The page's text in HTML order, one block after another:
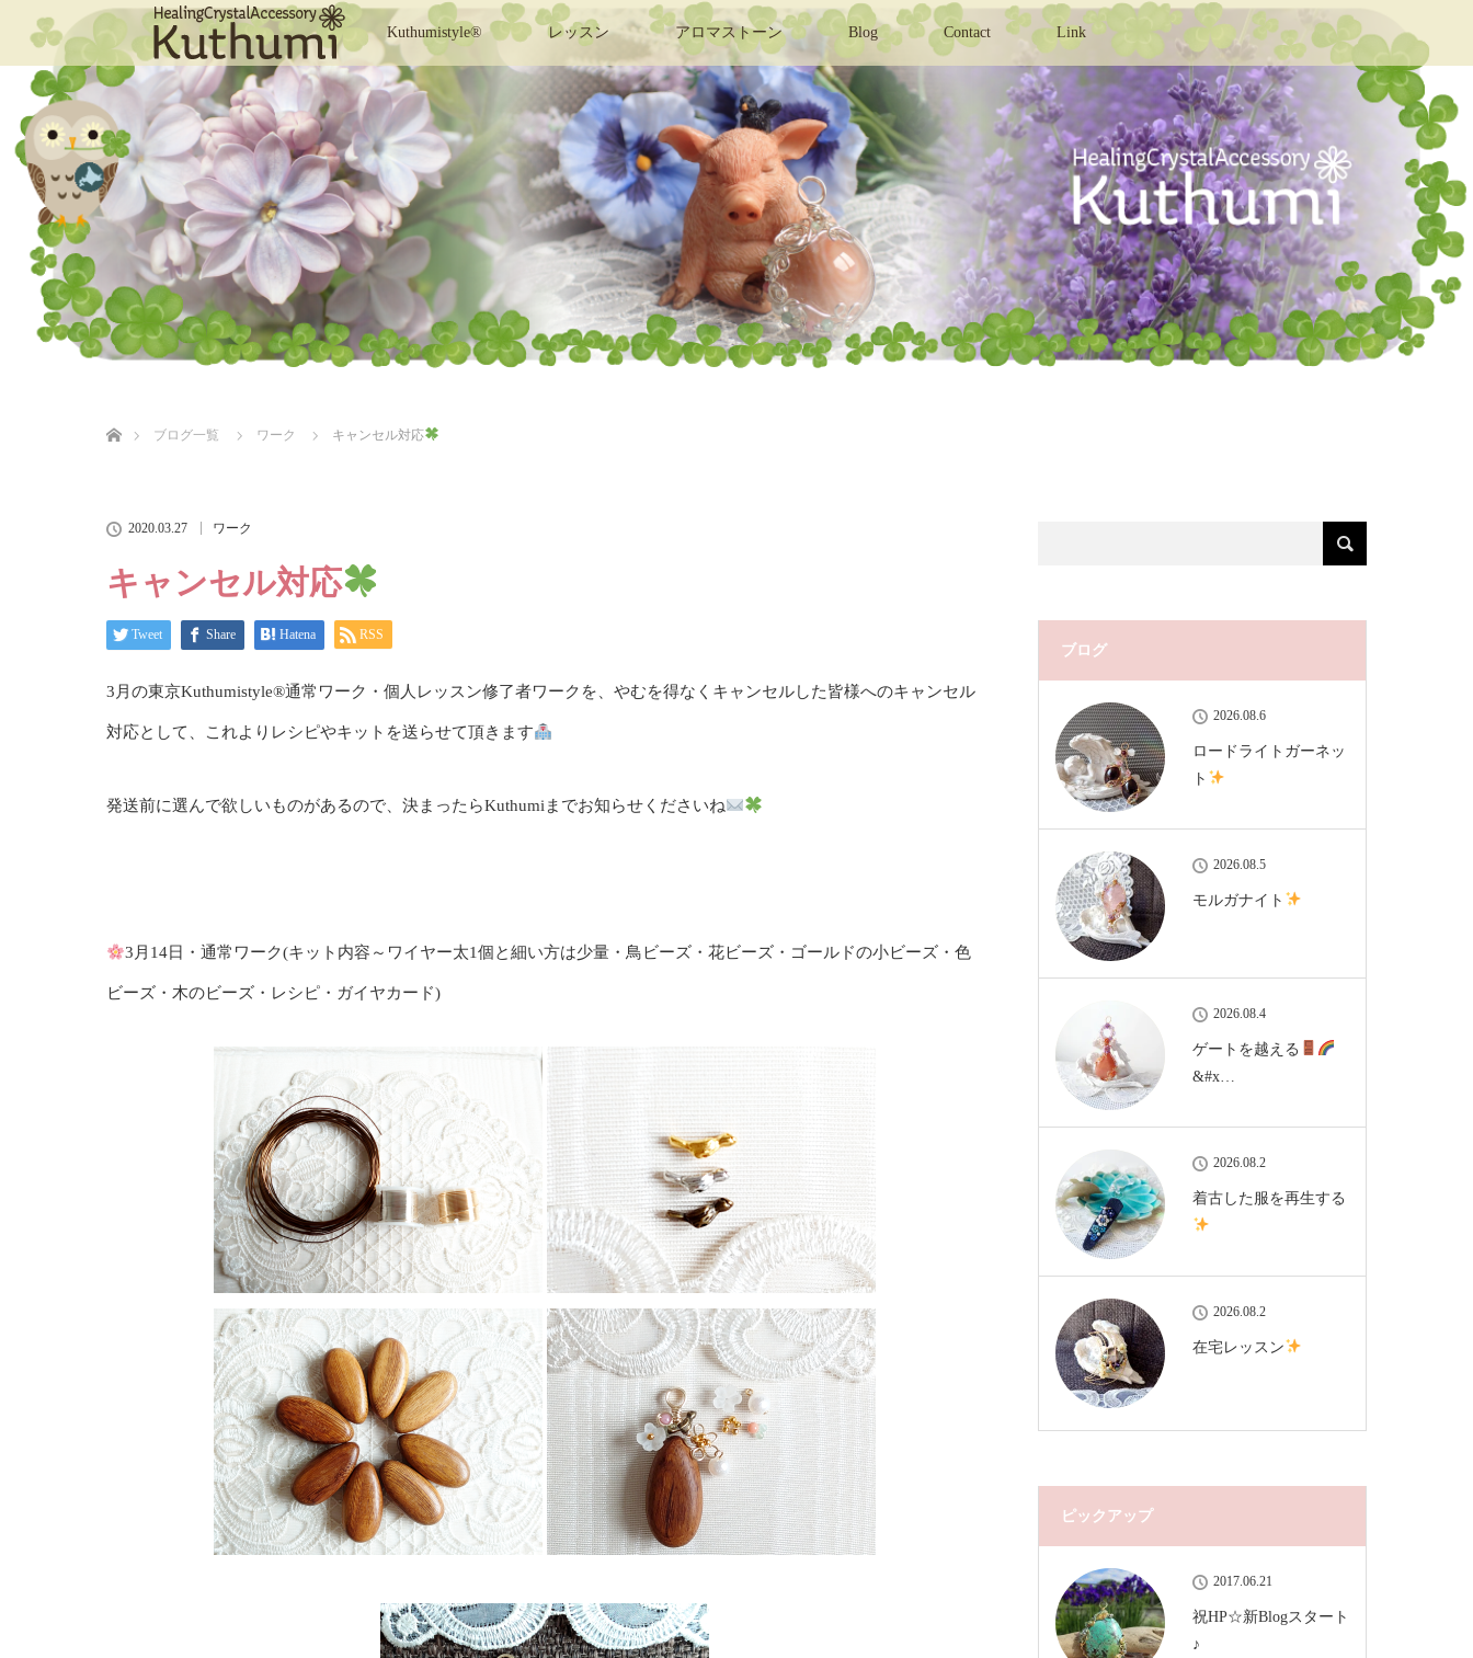
Kuthumistyle® レッスン アロマストーン Blog Contact Link
ブログ一覧
ワーク キャンセル対応
2020.03.27 ワーク
キャンセル対応
Tweet Share Hatena RSS
3月の東京Kuthumistyle®️通常ワーク・個人レッスン修了者ワークを、やむを得なくキャンセルした皆様へのキャンセル
対応として、これよりレシピやキットを送らせて頂きます
発送前に選んで欲しいものがあるので、決まったらKuthumiまでお知らせくださいね
3月14日・通常ワーク(キット内容～ワイヤー太1個と細い方は少量・鳥ビーズ・花ビーズ・ゴールドの小ビーズ・色
ビーズ・木のビーズ・レシピ・ガイヤカード)
ブログ
2026.08.6
ロードライトガーネッ
ト
2026.08.5
モルガナイト
2026.08.4
ゲートを越える
&#x…
2026.08.2
着古した服を再生する
2026.08.2
在宅レッスン
ピックアップ
2017.06.21
祝HP☆新Blogスタート
♪